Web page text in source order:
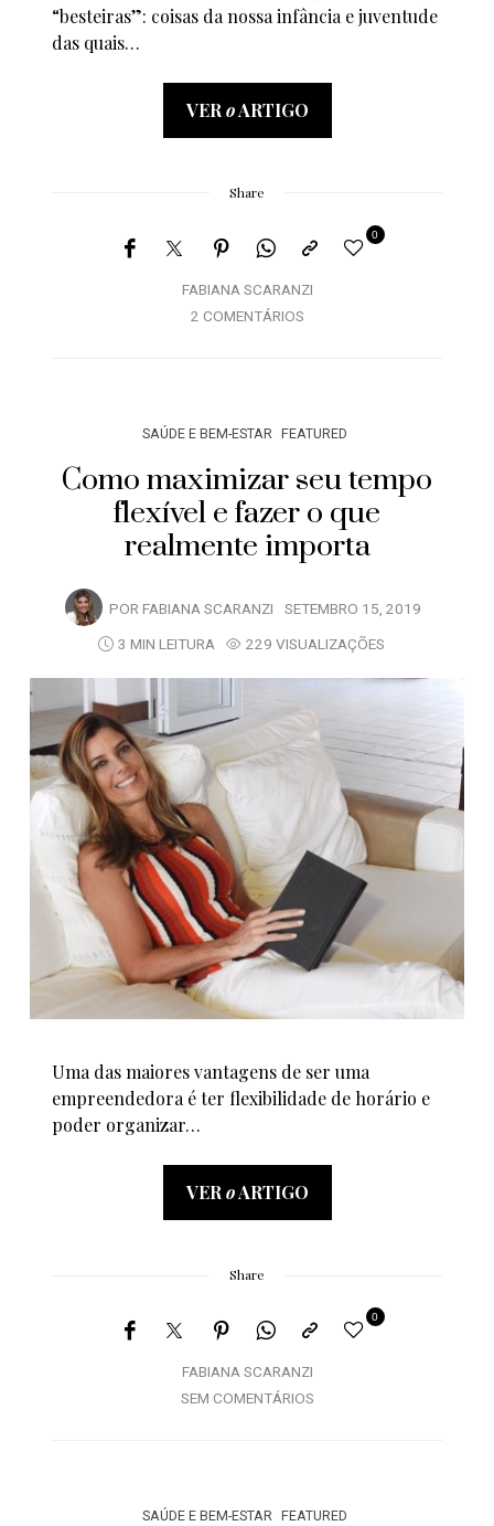
“besteiras”: coisas da nossa infância e juventude
das quais…
VER oARTIGO
Share
FABIANA SCARANZI
0
2 COMENTÁRIOS
SAÚDE E BEM-ESTAR FEATURED
Como maximizar seu tempo
flexível e fazer o que
realmente importa
POR FABIANA SCARANZI SETEMBRO 15, 2019
3 MIN LEITURA
229 VISUALIZAÇÕES
Uma das maiores vantagens de ser uma
empreendedora é ter flexibilidade de horário e
poder organizar…
VERoARTIGO
Share
FABIANA SCARANZI
0
SEM COMENTÁRIOS
SAÚDE E BEM-ESTAR FEATURED